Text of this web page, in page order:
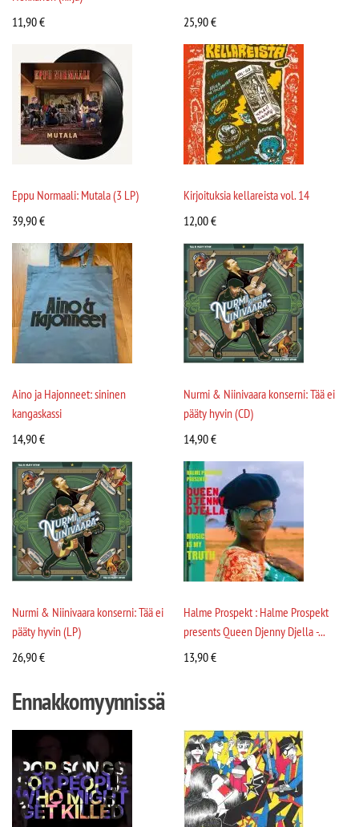
11,90€ 25,90€
Eppu Normaali: Mutala (3 LP)
39,90€
Kirjoituksia kellareista vol. 14
12,00€
Aino ja Hajonneet: sininen
kangaskassi
14,90€
Nurmi & Niinivaara konserni: Tää ei
pääty hyvin (CD)
14,90€
Nurmi & Niinivaara konserni: Tää ei
pääty hyvin (LP)
26,90€
Halme Prospekt : Halme Prospekt
presents Queen Djenny Djella -...
13,90€
Ennakkomyynnissä